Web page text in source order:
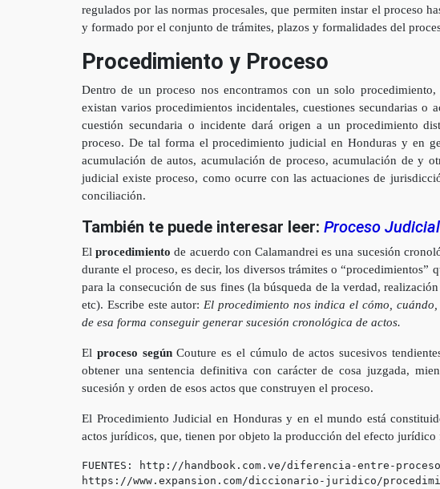
regulados por las normas procesales, que permiten instar el proceso
y formado por el conjunto de trámites, plazos y formalidades del
Procedimiento y Proceso
Dentro de un proceso nos encontramos con un solo
existan varios procedimientos incidentales, cuestiones secundarias o
cuestión secundaria o incidente dará origen a un procedimiento
proceso. De tal forma el procedimiento judicial en Honduras y en
acumulación de autos, acumulación de proceso, acumulación de y
judicial existe proceso, como ocurre con las actuaciones de
conciliación.
También te puede interesar leer: Proceso
Elprocedimiento de acuerdo con Calamandrei es una sucesión
durante el proceso, es decir, los diversos trámites o “procedimientos”
para la consecución de sus fines (la búsqueda de la verdad,
etc). Escribe este autor:El procedimiento nos indica el cómo,
de esa forma conseguir generar sucesión cronológica de actos.
El proceso segúnCouture es el cúmulo de actos sucesivos
obtener una sentencia definitiva con carácter de cosa juzgada,
sucesión y orden de esos actos que construyen el proceso.
El Procedimiento Judicial en Honduras y en el mundo está
actos jurídicos, que, tienen por objeto la producción del efecto jurídico
FUENTES: http://handbook.com.ve/diferencia-entre-
https://www.expansion.com/diccionario-juridico/